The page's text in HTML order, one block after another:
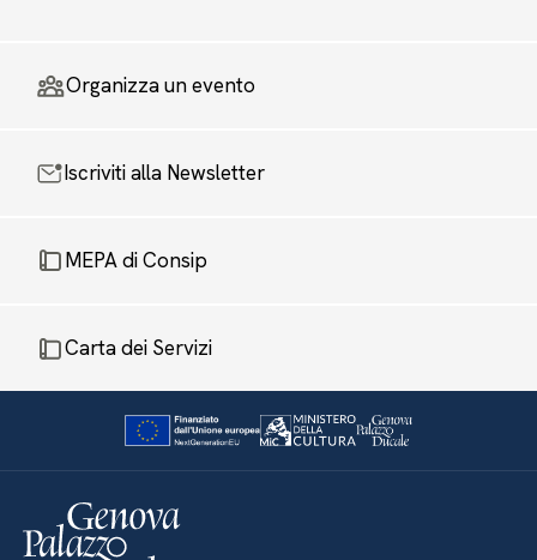
Organizza un evento
Iscriviti alla Newsletter
MEPA di Consip
Carta dei Servizi